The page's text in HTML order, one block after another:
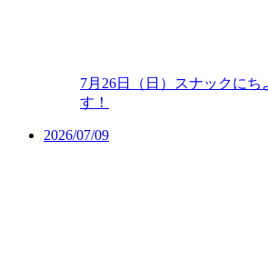
7月26日（日）スナックに
す！
2026/07/09